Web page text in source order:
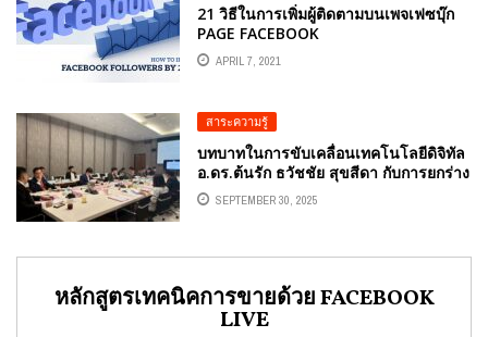
21 วิธีในการเพิ่มผู้ติดตามบนเพจเฟซบุ๊ก
PAGE FACEBOOK
APRIL 7, 2021
สาระความรู้
บทบาทในการขับเคลื่อนเทคโนโลยีดิจิทัล
อ.ดร.ต้นรัก ธวัชชัย สุขสีดา กับการยกร่าง
กฎหมายสินทรัพย์ดิจิทัล
SEPTEMBER 30, 2025
หลักสูตรเทคนิคการขายด้วย FACEBOOK
LIVE